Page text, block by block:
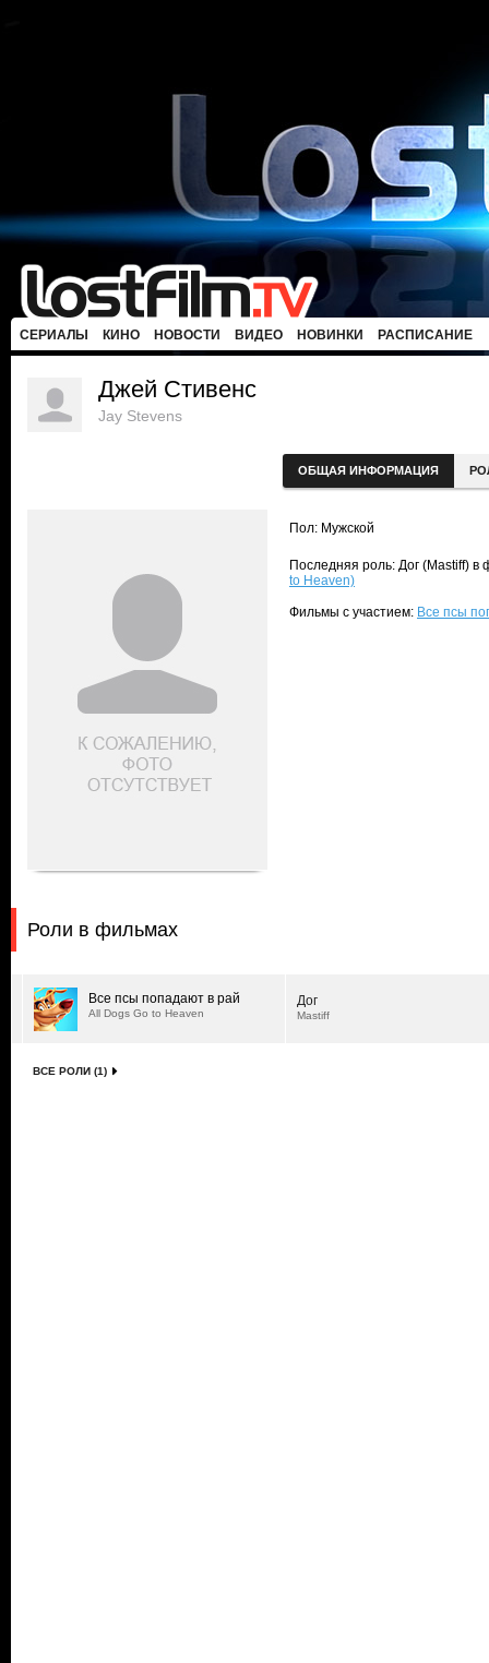
СЕРИАЛЫ КИНО НОВОСТИ ВИДЕО НОВИНКИ РАСПИСАНИЕ
Джей Стивенс
Jay Stevens
ОБЩАЯ ИНФОРМАЦИЯ
Пол: Мужской
Последняя роль: Дог (Mastiff)
to Heaven)
Фильмы с участием: Все псы
Роли в фильмах
Все псы попадают в рай
All Dogs Go to Heaven
Дог
Mastiff
ВСЕ РОЛИ (1)